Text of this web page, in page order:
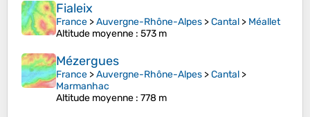
Fialeix
France >Auvergne-Rhône-Alpes >Cantal > Méallet
Altitude moyenne : 573 m
Mézergues
France >Auvergne-Rhône-Alpes >Cantal >
Marmanhac
Altitude moyenne : 778 m